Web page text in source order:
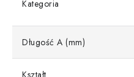
Kategoria
Długość A (mm)